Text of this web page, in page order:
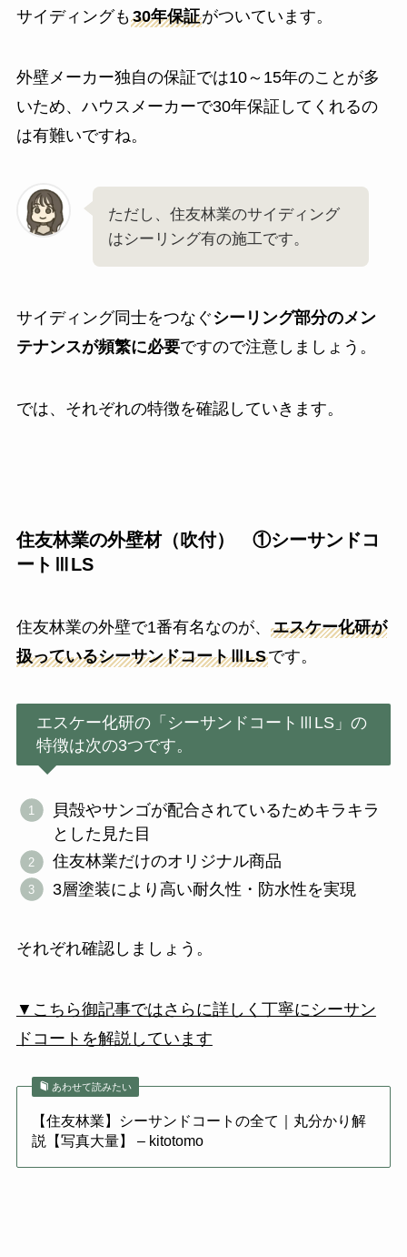
サイディングも30年保証がついています。
外壁メーカー独自の保証では10～15年のことが多
いため、ハウスメーカーで30年保証してくれるの
は有難いですね。
ただし、住友林業のサイディング
はシーリング有の施工です。
サイディング同士をつなぐシーリング部分のメン
テナンスが頻繁に必要ですので注意しましょう。
では、それぞれの特徴を確認していきます。
住友林業の外壁材（吹付） ①シーサンドコ
ートⅢLS
住友林業の外壁で1番有名なのが、 エスケー化研が
扱っているシーサンドコートⅢLSです。
エスケー化研の「シーサンドコートⅢLS」の
特徴は次の3つです。
貝殻やサンゴが配合されているためキラキラ
とした見た目
住友林業だけのオリジナル商品
3層塗装により高い耐久性・防水性を実現
それぞれ確認しましょう。
▼こちら御記事ではさらに詳しく丁寧にシーサン
ドコートを解説しています
あわせて読みたい
【住友林業】シーサンドコートの全て｜丸分かり解
説【写真大量】 – kitotomo